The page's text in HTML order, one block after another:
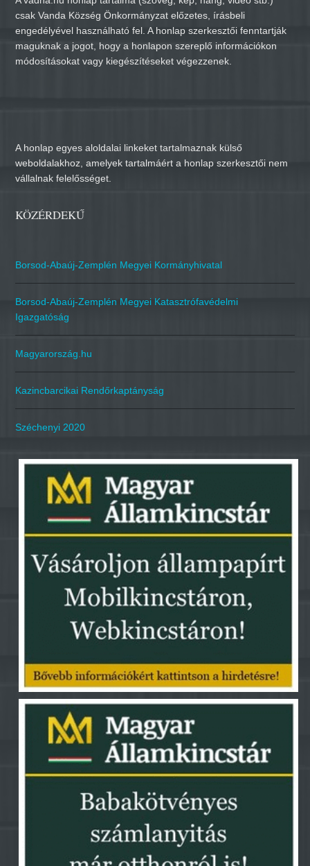
csak Vanda Község Önkormányzat előzetes, írásbeli
engedélyével használható fel. A honlap szerkesztői fenntartják
maguknak a jogot, hogy a honlapon szereplő információkon
módosításokat vagy kiegészítéseket végezzenek.
A honlap egyes aloldalai linkeket tartalmaznak külső
weboldalakhoz, amelyek tartalmáért a honlap szerkesztői nem
vállalnak felelősséget.
KÖZÉRDEKŰ
Borsod-Abaúj-Zemplén Megyei Kormányhivatal
Borsod-Abaúj-Zemplén Megyei Katasztrófavédelmi
Igazgatóság
Magyarország.hu
Kazincbarcikai Rendőrkaptányság
Széchenyi 2020